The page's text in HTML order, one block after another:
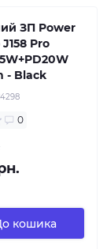
ЗП Power
Pro
- Black
0
кошика